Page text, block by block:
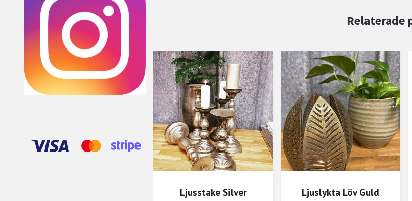
Ljusstake Silver Ljuslykta Löv Guld